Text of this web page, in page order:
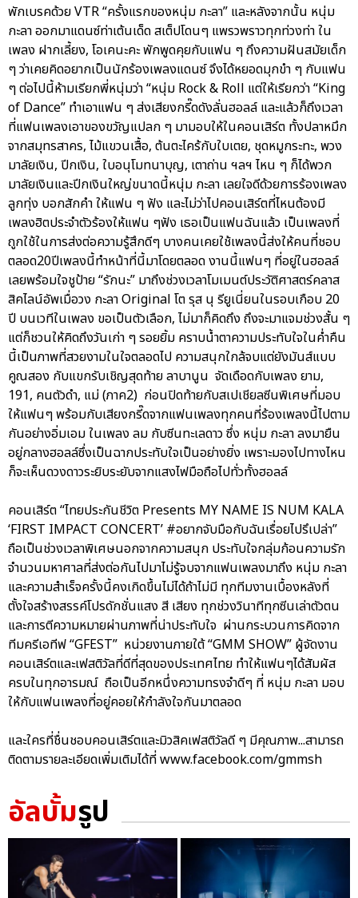
พักเบรคด้วย VTR “ครั้งแรกของหนุ่ม กะลา” และหลังจากนั้น หนุ่ม
กะลา ออกมาแดนซ์ท่าเต้นเด็ด สเต็ปโดนๆ แพรวพราวทุกท่วงท่า ใน
เพลง ฝากเลี้ยง, โอเคนะคะ พักพูดคุยกับแฟน ๆ ถึงความฝันสมัยเด็ก
ๆ ว่าเคยคิดอยากเป็นนักร้องเพลงแดนซ์ จึงได้หยอดมุกขำ ๆ กับแฟน
ๆ ต่อไปนี้ห้ามเรียกพี่หนุ่มว่า “หนุ่ม Rock & Roll แต่ให้เรียกว่า “King
of Dance” ทำเอาแฟน ๆ ส่งเสียงกรี๊ดดังลั่นฮอลล์ และแล้วก็ถึงเวลา
ที่แฟนเพลงเอาของขวัญแปลก ๆ มามอบให้ในคอนเสิร์ต ทั้งปลาหมึก
จากสมุทรสาคร, ไม้แขวนเสื้อ, ต้นตะไคร้กับใบเตย, ชุดหมูกระทะ, พวง
มาลัยเงิน, ปีกเงิน, ใบอนุโมทนาบุญ, เตาถ่าน ฯลฯ ไหน ๆ ก็ได้พวก
มาลัยเงินและปีกเงินใหญ่ขนาดนี้หนุ่ม กะลา เลยใจดีด้วยการร้องเพลง
ลูกทุ่ง บอกสักคำ ให้แฟน ๆ ฟัง และไม่ว่าไปคอนเสิร์ตที่ไหนต้องมี
เพลงฮิตประจำตัวร้องให้แฟน ๆฟัง เธอเป็นแฟนฉันแล้ว เป็นเพลงที่
ถูกใช้ในการส่งต่อความรู้สึกดีๆ บางคนเคยใช้เพลงนี้ส่งให้คนที่ชอบ
ตลอด20ปีเพลงนี้ทำหน้าที่นี้มาโดยตลอด งานนี้แฟนๆ ที่อยู่ในฮอลล์
เลยพร้อมใจชูป้าย “รักนะ” มาถึงช่วงเวลาโมเมนต์ประวัติศาสตร์คลาส
สิคไลน์อัพเมื่อวง กะลา Original โต รุส นุ รียูเนี่ยนในรอบเกือบ 20
ปี บนเวทีในเพลง ขอเป็นตัวเลือก, ไม่มาก็คิดถึง ถึงจะมาแจมช่วงสั้น ๆ
แต่ก็ชวนให้คิดถึงวันเก่า ๆ รอยยิ้ม คราบน้ำตาความประทับใจในค่ำคืน
นี้เป็นภาพที่สวยงามในใจตลอดไป ความสนุกใกล้จบแต่ยังมันส์แบบ
คูณสอง กับแขกรับเชิญสุดท้าย ลาบานูน จัดเดือดกับเพลง ยาม,
191, คนตัวดำ, แม่ (ภาค2) ก่อนปิดท้ายกับสเปเชียลซีนพิเศษที่มอบ
ให้แฟนๆ พร้อมกับเสียงกรี๊ดจากแฟนเพลงทุกคนที่ร้องเพลงนี้ไปตาม
กันอย่างอิ่มเอม ในเพลง ลม กับซีนทะเลดาว ซึ่ง หนุ่ม กะลา ลงมายืน
อยู่กลางฮอลล์ซึ่งเป็นฉากประทับใจเป็นอย่างยิ่ง เพราะมองไปทางไหน
ก็จะเห็นดวงดาวระยิบระยับจากแสงไฟมือถือไปทั่วทั้งฮอลล์
คอนเสิร์ต “ไทยประกันชีวิต Presents MY NAME IS NUM KALA
‘FIRST IMPACT CONCERT’ #อยากจับมือกับฉันเรื่อยไปรึเปล่า”
ถือเป็นช่วงเวลาพิเศษนอกจากความสนุก ประทับใจกลุ่มก้อนความรัก
จำนวนมหาศาลที่ส่งต่อกันไปมาไม่รู้จบจากแฟนเพลงมาถึง หนุ่ม กะลา
และความสำเร็จครั้งนี้คงเกิดขึ้นไม่ได้ถ้าไม่มี ทุกทีมงานเบื้องหลังที่
ตั้งใจสร้างสรรค์โปรดักชั่นแสง สี เสียง ทุกช่วงวินาทีทุกซีนเล่าตัวตน
และการตีความหมายผ่านภาพที่น่าประทับใจ ผ่านกระบวนการคิดจาก
ทีมครีเอทีฟ “GFEST” หน่วยงานภายใต้ “GMM SHOW” ผู้จัดงาน
คอนเสิร์ตและเฟสติวัลที่ดีที่สุดของประเทศไทย ทำให้แฟนๆได้สัมผัส
ครบในทุกอารมณ์ ถือเป็นอีกหนึ่งความทรงจำดีๆ ที่ หนุ่ม กะลา มอบ
ให้กับแฟนเพลงที่อยู่คอยให้กำลังใจกันมาตลอด
และใครที่ชื่นชอบคอนเสิร์ตและมิวสิคเฟสติวัลดี ๆ มีคุณภาพ...สามารถ
ติดตามรายละเอียดเพิ่มเติมได้ที่ www.facebook.com/gmmsh
อัลบั้มรูป